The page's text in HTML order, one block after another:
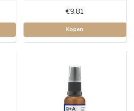
€9,81
Kopen